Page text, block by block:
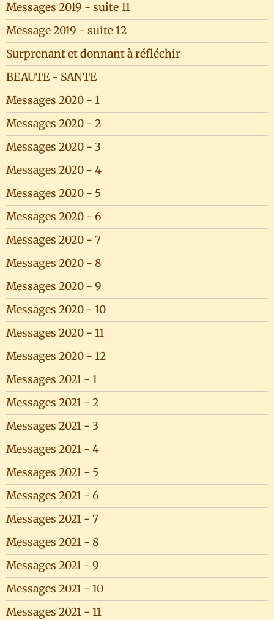
Messages 2019 - suite 11
Message 2019 - suite 12
Surprenant et donnant à réfléchir
BEAUTE - SANTE
Messages 2020 - 1
Messages 2020 - 2
Messages 2020 - 3
Messages 2020 - 4
Messages 2020 - 5
Messages 2020 - 6
Messages 2020 - 7
Messages 2020 - 8
Messages 2020 - 9
Messages 2020 - 10
Messages 2020 - 11
Messages 2020 - 12
Messages 2021 - 1
Messages 2021 - 2
Messages 2021 - 3
Messages 2021 - 4
Messages 2021 - 5
Messages 2021 - 6
Messages 2021 - 7
Messages 2021 - 8
Messages 2021 - 9
Messages 2021 - 10
Messages 2021 - 11